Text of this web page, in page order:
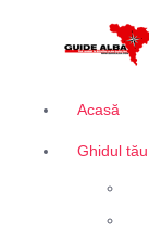
Acasă
Ghidul tău